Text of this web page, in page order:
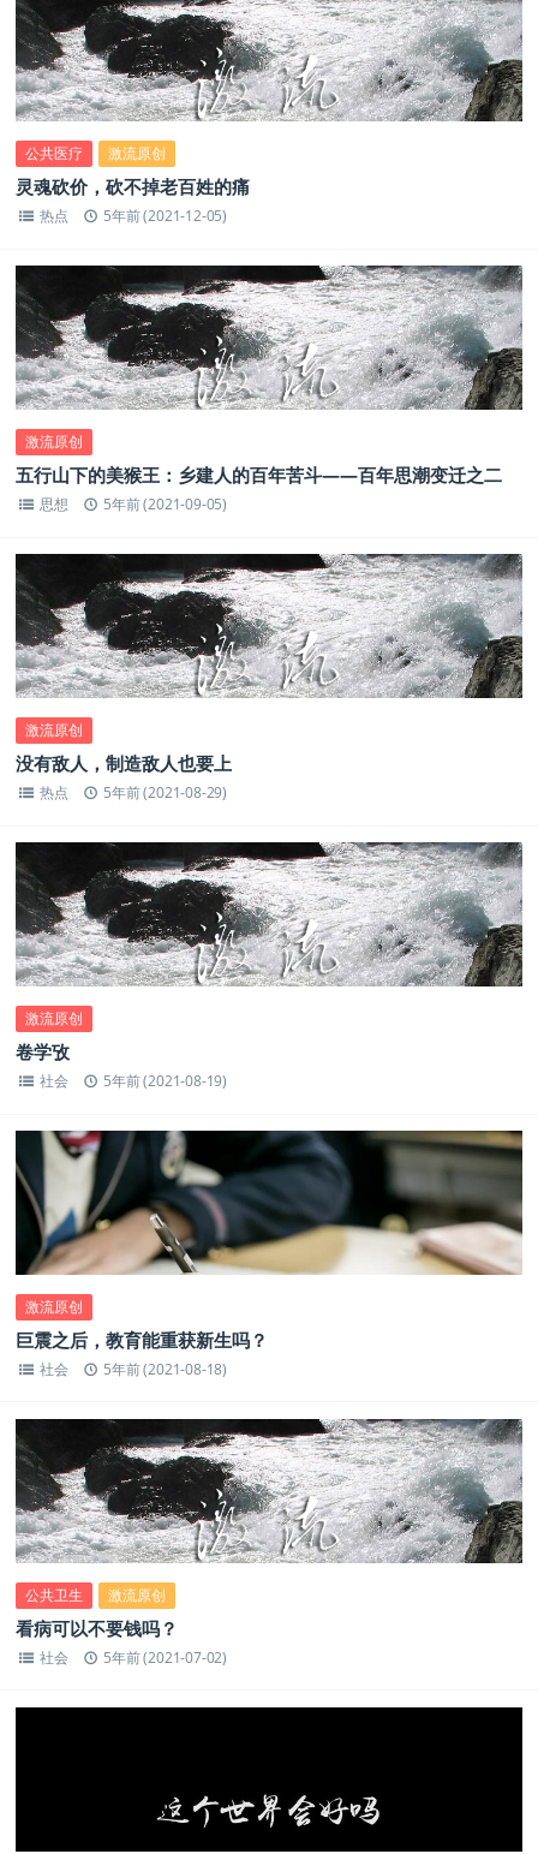
公共医疗 激流原创
灵魂砍价，砍不掉老百姓的痛
热点 5年前 (2021-12-05)
激流原创
五行山下的美猴王：乡建人的百年苦斗——百年思潮变迁之二
思想 5年前 (2021-09-05)
激流原创
没有敌人，制造敌人也要上
热点 5年前 (2021-08-29)
激流原创
卷学攷
社会 5年前 (2021-08-19)
激流原创
巨震之后，教育能重获新生吗？
社会 5年前 (2021-08-18)
公共卫生 激流原创
看病可以不要钱吗？
社会 5年前 (2021-07-02)